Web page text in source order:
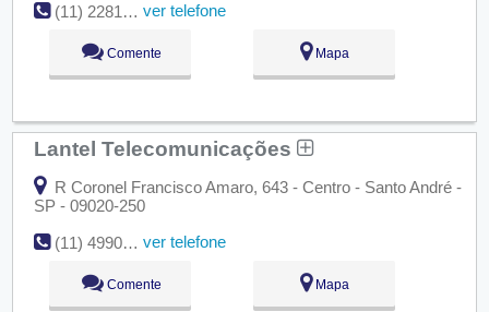
(11) 2281-6000
ver telefone
Comente Mapa
Lantel Telecomunicações
R Coronel Francisco Amaro, 643 - Centro - Santo André -
SP - 09020-250
(11) 4990-1216
ver telefone
Comente Mapa